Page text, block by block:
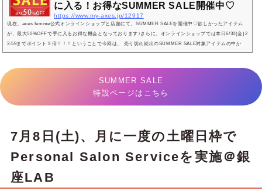
に入る！お得なSUMMER SALE開催中♡
https://www.my-axes.jp/12917
現在、axes femme公式オンラインショップと店舗にて、SUMMER SALEを開催中♡欲しかったアイテム
が、最大50%OFFで手に入るお得な機会となっております♪さらに、オンラインショップでは本日6/30(金)2
3:59までポイント３倍！！！ということで今回は、 売り切れ続出のSUMMER SALE対象アイテムの中か
ら、カラー含め僅かながら在庫が残っている注目のアイテムをご紹介！SUMMER SALE特設ページはこち
e】シアーチェックチュニックワンピース SALE価格 ¥...
SUMMER SALE
特設ページはこちら
7月8日(土)、月に一度の土曜日枠で
Personal Salon Serviceを実施＠銀
座LAB